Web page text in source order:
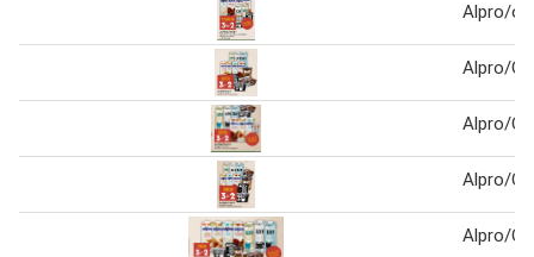
Alpro/
Alpro/
Alpro/
Alpro/
Alpro/